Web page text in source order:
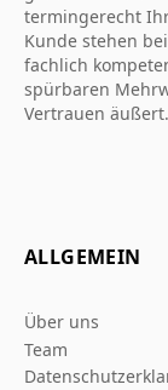
termingerecht
Kunde stehen
fachlich
spürbaren
Vertrauen
ALLGEMEIN
Über uns
Team